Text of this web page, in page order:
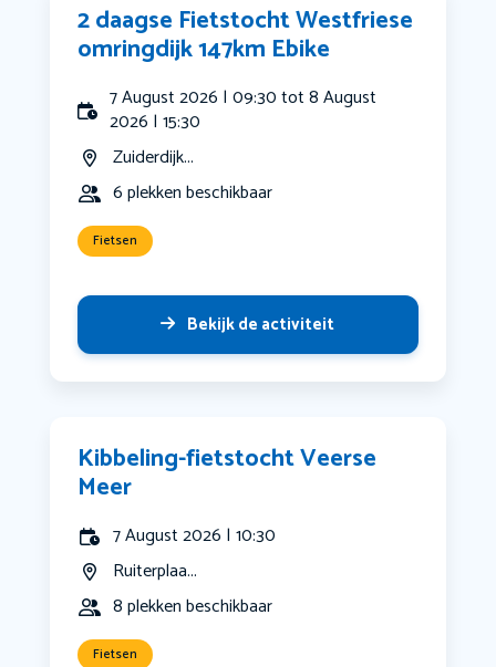
2 daagse Fietstocht Westfriese
omringdijk 147km Ebike
7 August 2026 | 09:30 tot 8 August
2026 | 15:30
Zuiderdijk...
6 plekken beschikbaar
Fietsen
Bekijk de activiteit
Kibbeling-fietstocht Veerse
Meer
7 August 2026 | 10:30
Ruiterplaa...
8 plekken beschikbaar
Fietsen